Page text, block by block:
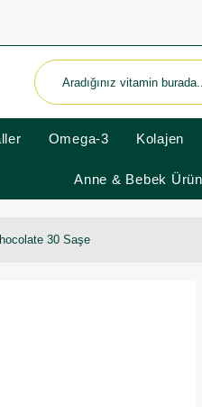
Omega-3 Kolajen
Anne & Bebek
30 Saşe